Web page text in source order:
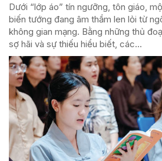
Dưới “lớp áo” tín ngưỡng, tôn giáo,
biến tướng đang âm thầm len lỏi từ
không gian mạng. Bằng những thủ
sợ hãi và sự thiếu hiểu biết, các...